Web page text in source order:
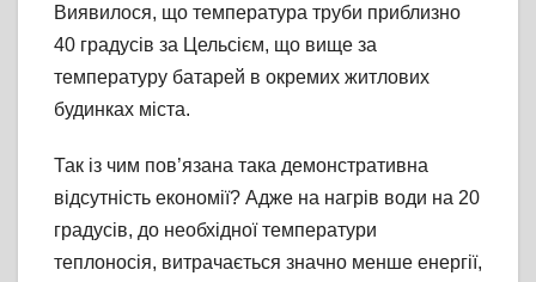
Виявилося, що температура труби приблизно
40 градусів за Цельсієм, що вище за
температуру батарей в окремих житлових
будинках міста.
Так із чим пов’язана така демонстративна
відсутність економії? Адже на нагрів води на 20
градусів, до необхідної температури
теплоносія, витрачається значно менше енергії,